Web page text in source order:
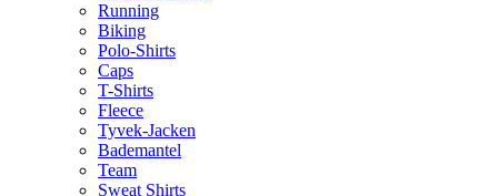
Running
Biking
Polo-Shirts
Caps
T-Shirts
Fleece
Tyvek-Jacken
Bademantel
Team
Sweat Shirts